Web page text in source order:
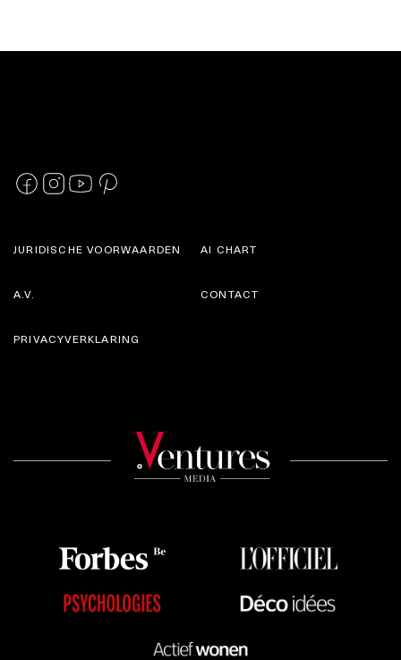
JURIDISCHE VOORWAARDEN
A.V.
AI CHART
CONTACT
PRIVACYVERKLARING